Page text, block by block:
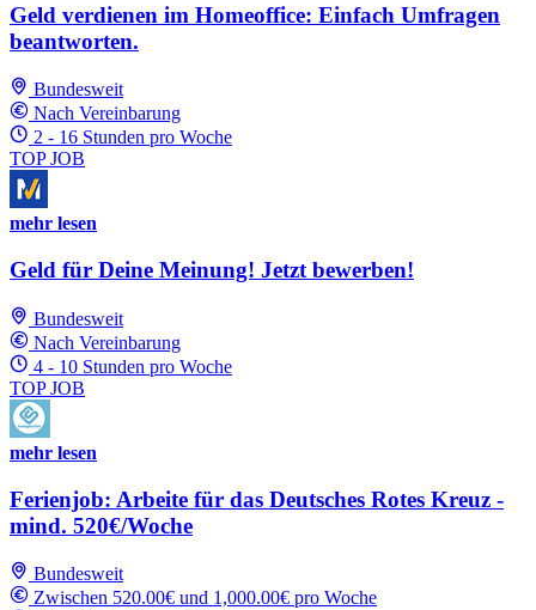
Geld verdienen im Homeoffice: Einfach Umfragen
beantworten.
Bundesweit
Nach Vereinbarung
2 - 16 Stunden pro Woche
TOP JOB
mehr lesen
Geld für Deine Meinung! Jetzt bewerben!
Bundesweit
Nach Vereinbarung
4 - 10 Stunden pro Woche
TOP JOB
mehr lesen
Ferienjob: Arbeite für das Deutsches Rotes Kreuz -
mind. 520€/Woche
Bundesweit
Zwischen 520.00€ und 1,000.00€ pro Woche